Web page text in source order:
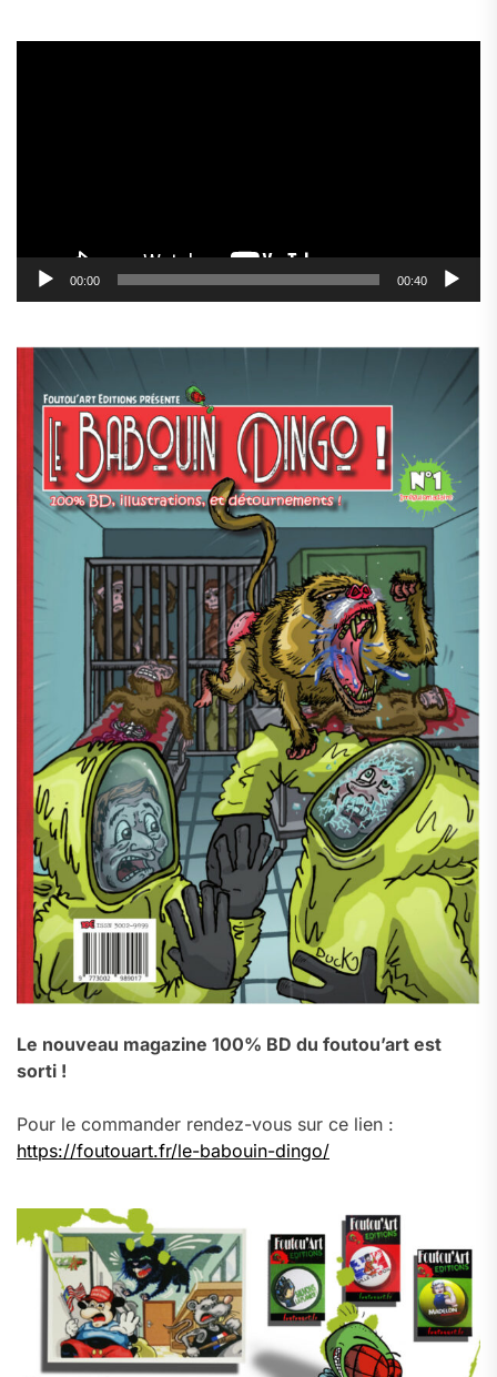
00:00 00:40
Le nouveau magazine 100% BD du foutou’art est
sorti !
Pour le commander rendez-vous sur ce lien :
https://foutouart.fr/le-babouin-dingo/